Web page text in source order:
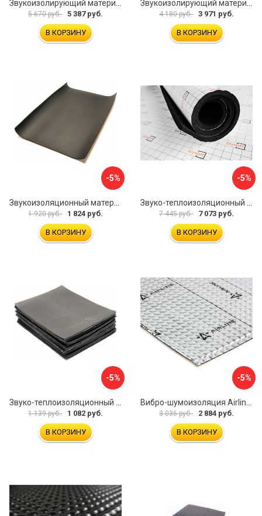
Звукоизолирующий материал STP Bromo 54253
5 670 руб. 5 387 руб.
В КОРЗИНУ
Звукоизолирующий материал STP Sonora 54254
4 180 руб. 3 971 руб.
В КОРЗИНУ
-5%
1 920 руб. 1 824 руб.
В КОРЗИНУ
-5%
7 445 руб. 7 073 руб.
В КОРЗИНУ
-5%
1 139 руб. 1 082 руб.
В КОРЗИНУ
-5%
3 036 руб. 2 884 руб.
В КОРЗИНУ